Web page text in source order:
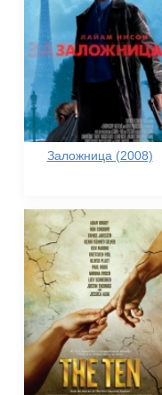
Заложница (2008)